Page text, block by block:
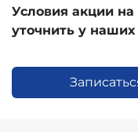
Условия акции
уточнить у наших